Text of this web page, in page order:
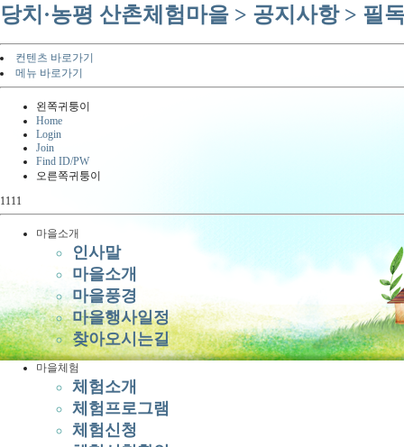
당치·농평 산촌체험마을 > 공지사항 > 필
컨텐츠 바로가기
메뉴 바로가기
왼쪽귀퉁이
Home
Login
Join
Find ID/PW
오른쪽귀퉁이
1111
마을소개
인사말
마을소개
마을풍경
마을행사일정
찾아오시는길
마을체험
체험소개
체험프로그램
체험신청